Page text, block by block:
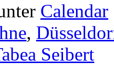
Calendar
,
Seibert